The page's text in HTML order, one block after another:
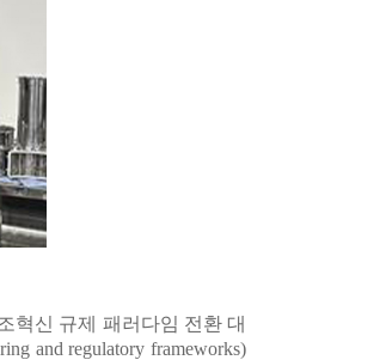
혁신 규제 패러다임 전환 대
and regulatory frameworks)